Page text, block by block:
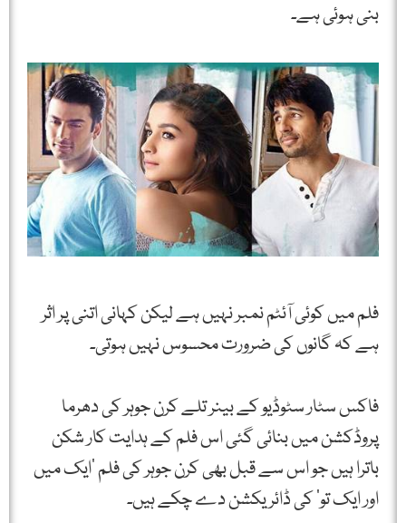
بنی ہوئی ہے۔
فلم میں کوئی آئٹم نمبر نہیں ہے لیکن کہانی اتنی پر اثر
ہے کہ گانوں کی ضرورت محسوس نہیں ہوتی۔
فاکس سٹار سٹوڈیو کے بینر تلے کرن جوہر کی دھرما
پروڈکشن میں بنائی گئی اس فلم کے ہدایت کار شکن
باترا ہیں جو اس سے قبل بھی کرن جوہر کی فلم ’ایک میں
اور ایک تو‘ کی ڈائریکشن دے چکے ہیں۔